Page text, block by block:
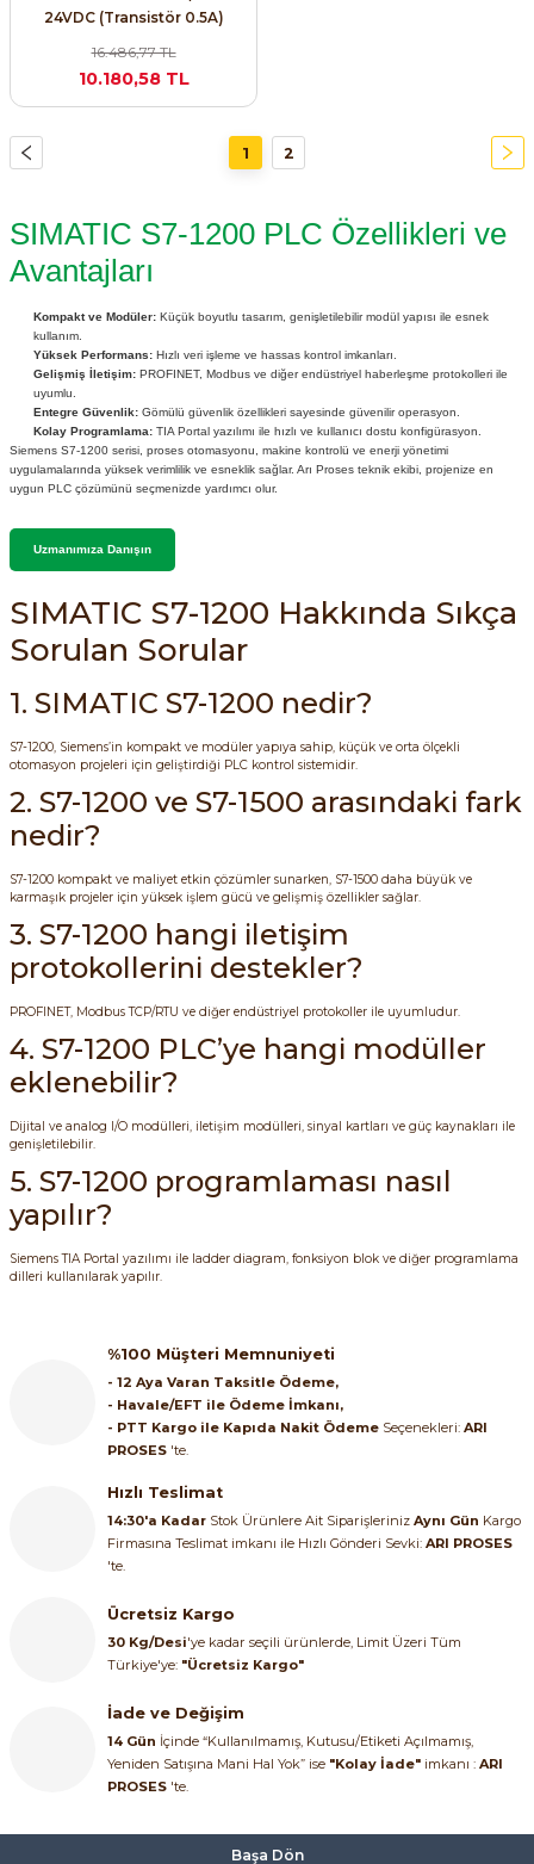
24VDC (Transistör 0.5A)
16.486,77 TL
10.180,58 TL
1 2
SIMATIC S7-1200 PLC Özellikleri ve
Avantajları
Kompakt ve Modüler: Küçük boyutlu tasarım, genişletilebilir modül yapısı ile esnek
kullanım.
Yüksek Performans: Hızlı veri işleme ve hassas kontrol imkanları.
Gelişmiş İletişim: PROFINET, Modbus ve diğer endüstriyel haberleşme protokolleri ile
uyumlu.
Entegre Güvenlik: Gömülü güvenlik özellikleri sayesinde güvenilir operasyon.
Kolay Programlama: TIA Portal yazılımı ile hızlı ve kullanıcı dostu konfigürasyon.
Siemens S7-1200 serisi, proses otomasyonu, makine kontrolü ve enerji yönetimi
uygulamalarında yüksek verimlilik ve esneklik sağlar. Arı Proses teknik ekibi, projenize en
uygun PLC çözümünü seçmenizde yardımcı olur.
Uzmanımıza Danışın
SIMATIC S7-1200 Hakkında Sıkça
Sorulan Sorular
1. SIMATIC S7-1200 nedir?
S7-1200, Siemens’in kompakt ve modüler yapıya sahip, küçük ve orta ölçekli
otomasyon projeleri için geliştirdiği PLC kontrol sistemidir.
2. S7-1200 ve S7-1500 arasındaki fark
nedir?
S7-1200 kompakt ve maliyet etkin çözümler sunarken, S7-1500 daha büyük ve
karmaşık projeler için yüksek işlem gücü ve gelişmiş özellikler sağlar.
3. S7-1200 hangi iletişim
protokollerini destekler?
PROFINET, Modbus TCP/RTU ve diğer endüstriyel protokoller ile uyumludur.
4. S7-1200 PLC’ye hangi modüller
eklenebilir?
Dijital ve analog I/O modülleri, iletişim modülleri, sinyal kartları ve güç kaynakları ile
genişletilebilir.
5. S7-1200 programlaması nasıl
yapılır?
Siemens TIA Portal yazılımı ile ladder diagram, fonksiyon blok ve diğer programlama
dilleri kullanılarak yapılır.
%100 Müşteri Memnuniyeti
- 12 Aya Varan Taksitle Ödeme,
- Havale/EFT ile Ödeme İmkanı,
- PTT Kargo ile Kapıda Nakit Ödeme Seçenekleri: ARI
PROSES 'te.
Hızlı Teslimat
14:30'a Kadar Stok Ürünlere Ait Siparişleriniz Aynı Gün Kargo
Firmasına Teslimat imkanı ile Hızlı Gönderi Sevki: ARI PROSES
'te.
Ücretsiz Kargo
30 Kg/Desi'ye kadar seçili ürünlerde, Limit Üzeri Tüm
Türkiye'ye: "Ücretsiz Kargo"
İade ve Değişim
14 Gün İçinde “Kullanılmamış, Kutusu/Etiketi Açılmamış,
Yeniden Satışına Mani Hal Yok” ise "Kolay İade" imkanı : ARI
PROSES 'te.
Başa Dön